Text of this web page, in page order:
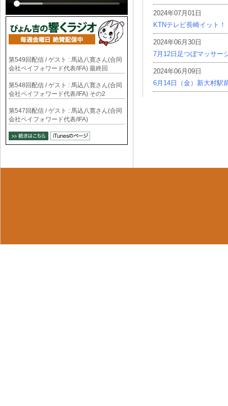
2024年07月01日
KTNテレビ長崎イット！
2024年06月30日
7月12日足つぼマッサー
2024年06月09日
6月14日（金）新大村駅
第549回配信 / ゲスト : 馬込八寛さん(合同
会社ペイフォワード代表/IFA) 最終回
第548回配信 / ゲスト : 馬込八寛さん(合同
会社ペイフォワード代表/IFA) その2
第547回配信 / ゲスト : 馬込八寛さん(合同
会社ペイフォワード代表/IFA)